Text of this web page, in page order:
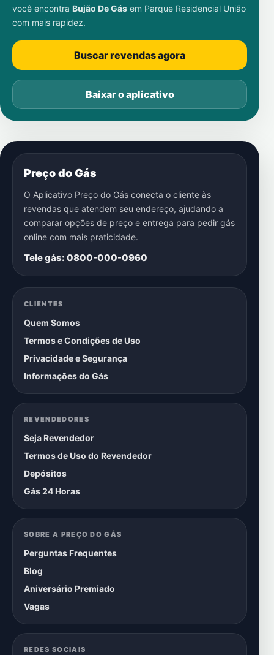
você encontra Bujão De Gás em Parque Residencial União
com mais rapidez.
Buscar revendas agora
Baixar o aplicativo
Preço do Gás
O Aplicativo Preço do Gás conecta o cliente às
revendas que atendem seu endereço, ajudando a
comparar opções de preço e entrega para pedir gás
online com mais praticidade.
Tele gás: 0800-000-0960
CLIENTES
Quem Somos
Termos e Condições de Uso
Privacidade e Segurança
Informações do Gás
REVENDEDORES
Seja Revendedor
Termos de Uso do Revendedor
Depósitos
Gás 24 Horas
SOBRE A PREÇO DO GÁS
Perguntas Frequentes
Blog
Aniversário Premiado
Vagas
REDES SOCIAIS